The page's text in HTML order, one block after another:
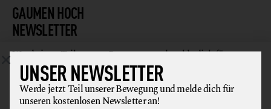
GAUMEN HOCH
NEWSLETTER
Werde jetzt Teil unserer Bewegung und melde dich für
unseren kostenlosen Newsletter an!
UNSER NEWSLETTER
Werde jetzt Teil unserer Bewegung und melde dich für
unseren kostenlosen Newsletter an!